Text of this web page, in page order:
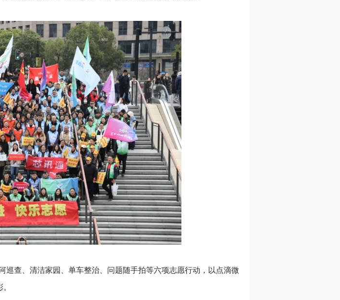
巡查、清洁家园、单车整治、问题随手拍等六项志愿行动，以点滴微